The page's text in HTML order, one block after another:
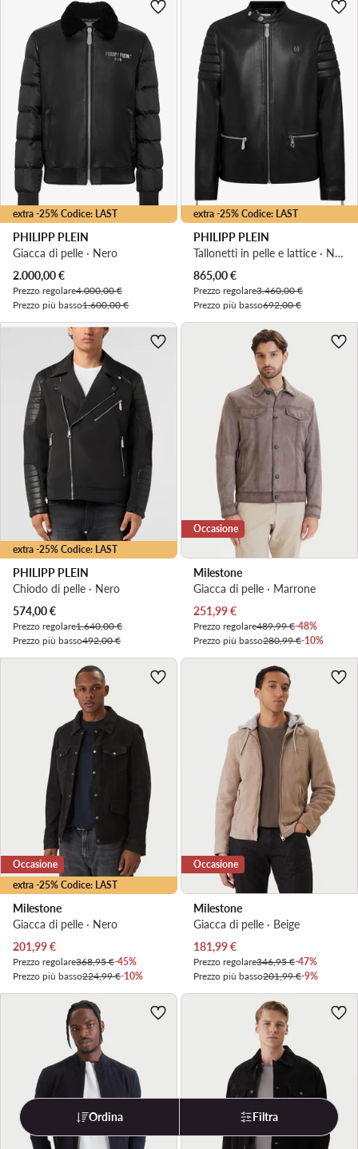
extra -25% Codice: LAST
PHILIPP PLEIN
Giacca di pelle · Nero
Prezzo attuale
2.000,00€
Prezzo regolare4.000,00 €
Prezzo più basso1.600,00 €
extra -25% Codice: LAST
PHILIPP PLEIN
Tallonetti in pelle e lattice · Nero
Prezzo attuale
865,00€
Prezzo regolare3.460,00 €
Prezzo più basso692,00 €
extra -25% Codice: LAST
PHILIPP PLEIN
Chiodo di pelle · Nero
Prezzo attuale
574,00€
Prezzo regolare1.640,00 €
Prezzo più basso492,00 €
Occasione
Milestone
Giacca di pelle · Marrone
Prezzo attuale
251,99€
Prezzo regolare489,99 €-48%
Prezzo più basso280,99 €-10%
extra -25% Codice: LAST
Occasione
Milestone
Giacca di pelle · Nero
Prezzo attuale
201,99€
Prezzo regolare368,95 €-45%
Prezzo più basso224,99 €-10%
Occasione
Milestone
Giacca di pelle · Beige
Prezzo attuale
181,99€
Prezzo regolare346,95 €-47%
Prezzo più basso201,99 €-9%
Ordina Filtra